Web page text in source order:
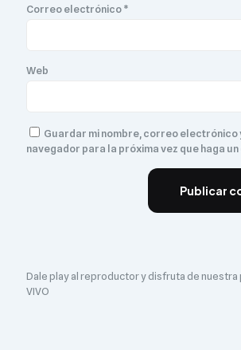
Correo electrónico*
Web
Guardar mi nombre, correo electrónico
navegador para la próxima vez que haga
Dale play al reproductor y disfruta de nuestra
VIVO